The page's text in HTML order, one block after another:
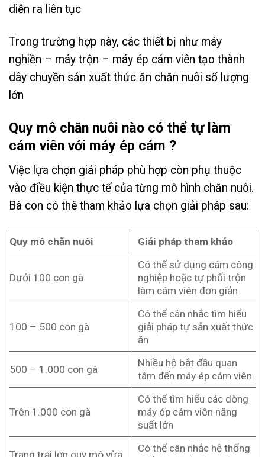
diễn ra liên tục
Trong trường hợp này, các thiết bị như máy
nghiền – máy trộn – máy ép cám viên tạo thành
dây chuyền sản xuất thức ăn chăn nuôi số lượng
lớn
Quy mô chăn nuôi nào có thể tự làm
cám viên với máy ép cám ?
Việc lựa chọn giải pháp phù hợp còn phụ thuộc
vào điều kiện thực tế của từng mô hình chăn nuôi.
Bà con có thê tham khảo lựa chọn giải pháp sau:
Quy mô chăn nuôi Giải pháp tham khảo
Dưới 100 con gà
Có thể sử dụng cám công
nghiệp hoặc tự phối trộn
làm cám viên đơn giản
100 – 500 con gà
Có thể cân nhắc tìm hiểu
giải pháp tự sản xuất thức
ăn
500 – 1.000 con gà
Nhiều hộ bắt đầu quan
tâm đến máy ép cám viên
Trên 1.000 con gà
Có thể tìm hiểu các dòng
máy ép cám viên năng
suất lớn
Trang trại lợn quy mô vừa
Có thể cân nhắc hệ thống